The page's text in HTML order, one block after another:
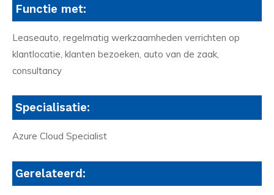
Functie met:
Leaseauto, regelmatig werkzaamheden verrichten op
klantlocatie, klanten bezoeken, auto van de zaak,
consultancy
Specialisatie:
Azure Cloud Specialist
Gerelateerd: